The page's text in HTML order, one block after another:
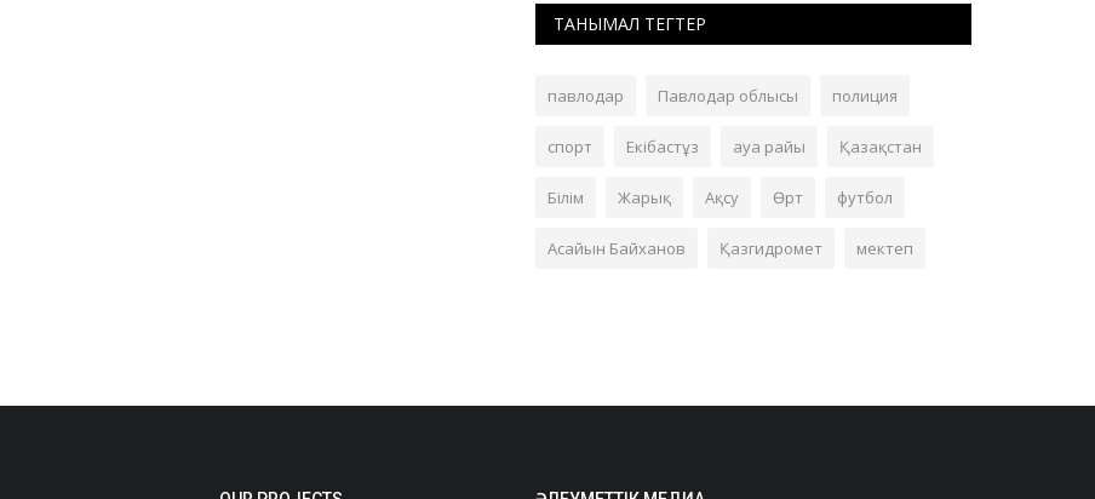
ТАНЫМАЛ ТЕГТЕР
павлодар Павлодар облысы полиция
спорт Екібастұз ауа райы Қазақстан
Білім Жарық Ақсу Өрт футбол
Асайын Байханов Қазгидромет мектеп